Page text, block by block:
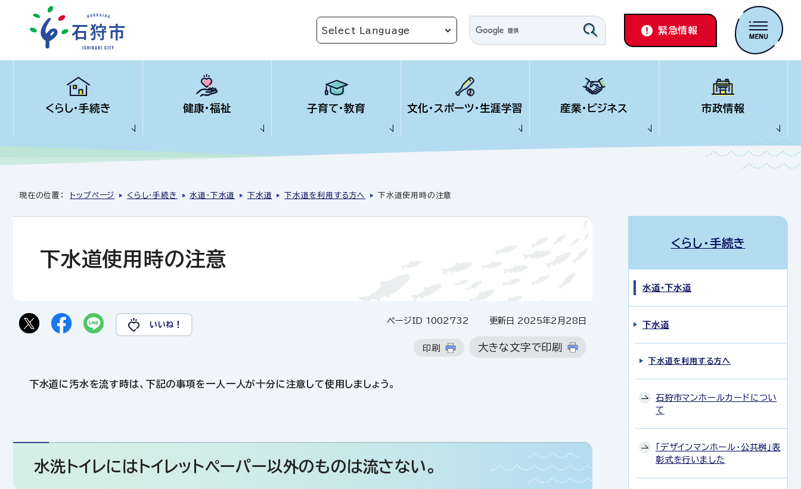
緊急情報
くらし・手続き 健康・福祉 子育て・教育 文化・スポーツ・生涯学習 産業・ビジネス 市政情報
現在の位置： トップページ くらし・手続き 水道・下水道 下水道 下水道を利用する方へ 下水道使用時の注意
下水道使用時の注意
いいね！ ページID 1002732 更新日 2025年2月28日
印刷 大きな文字で印刷
下水道に汚水を流す時は、下記の事項を一人一人が十分に注意して使用しましょう。
水洗トイレにはトイレットペーパー以外のものは流さない。
くらし・手続き
水道・下水道
下水道
下水道を利用する方へ
石狩市マンホールカードについ
て
「デザインマンホール・公共桝」表
彰式を行いました